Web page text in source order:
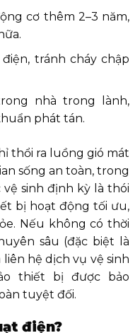
cơ thêm 2–3 năm,
tránh cháy chập
nhà trong lành,
phát tán.
thổi ra luồng gió mát
sống an toàn, trong
vệ sinh định kỳ là thói
bị hoạt động tối ưu,
Nếu không có thời
sâu (đặc biệt là
hệ dịch vụ vệ sinh
thiết bị được bảo
tuyệt đối.
điện?